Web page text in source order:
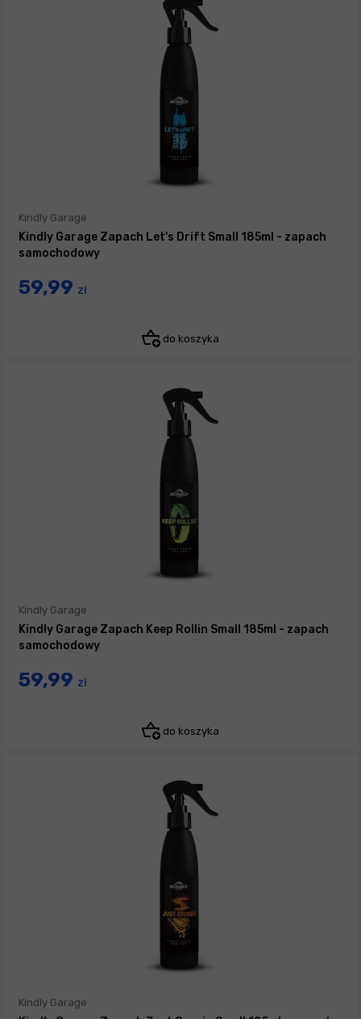
Kindly Garage
Kindly Garage Zapach Let's Drift Small 185ml - zapach
samochodowy
59,99 zł
do koszyka
Kindly Garage
Kindly Garage Zapach Keep Rollin Small 185ml - zapach
samochodowy
59,99 zł
do koszyka
Kindly Garage